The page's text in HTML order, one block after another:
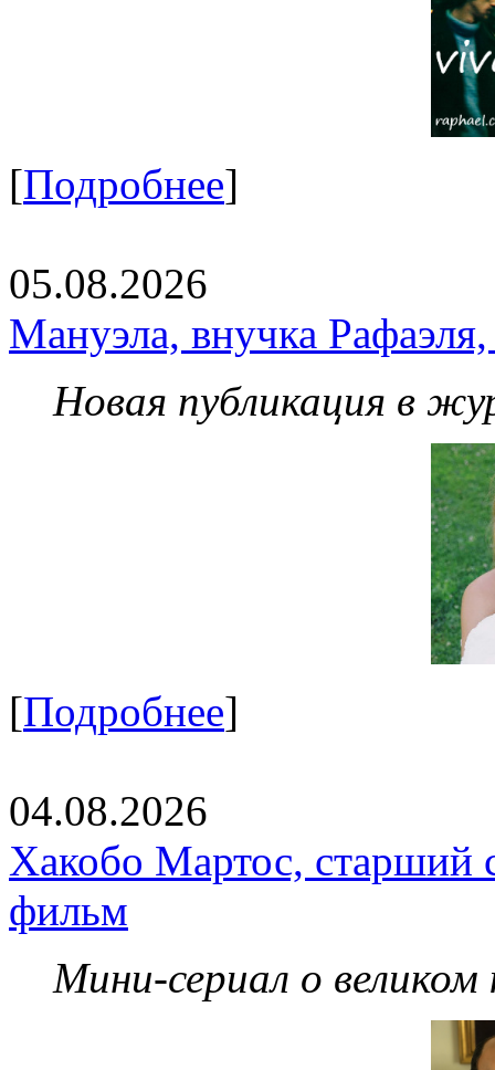
[Подробнее]
05.08.2026
Мануэла, внучка
Новая публикация в
[Подробнее]
04.08.2026
Хакобо Мартос, старший
фильм
Мини-сериал о великом